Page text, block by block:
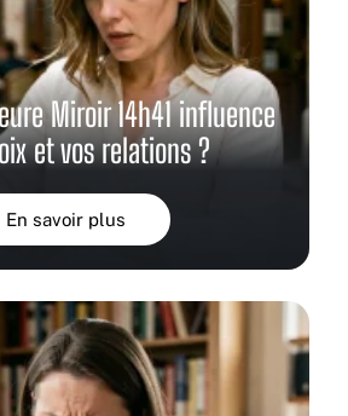
Miroir 14h41 influence
et vos relations ?
En savoir plus